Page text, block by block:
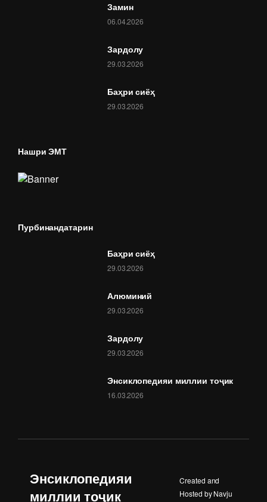
Замин
06.04.2026
Зардолу
29.03.2026
Баҳри сиёҳ
29.03.2026
Нашри ЭМТ
Пурбинандатарин
Баҳри сиёҳ
29.03.2026
Алюминий
29.03.2026
Зардолу
29.03.2026
Энсиклопедияи миллии тоҷик
16.03.2026
Энсиклопедияи
миллии тоҷик
Created and
Hosted byNavju